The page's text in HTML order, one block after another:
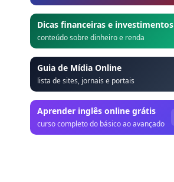
Dicas financeiras e investimentos
conteúdo sobre dinheiro e renda
Guia de Mídia Online
lista de sites, jornais e portais
Aprender inglês online grátis
curso completo do básico ao avançado